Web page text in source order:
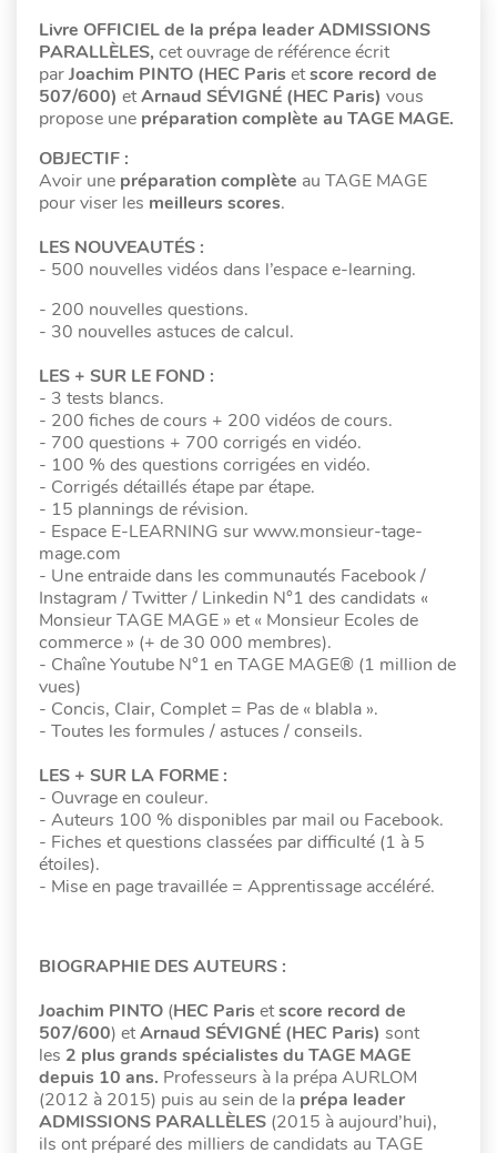
Livre OFFICIEL de la prépa leader ADMISSIONS
PARALLÈLES, cet ouvrage de référence écrit
parJoachim PINTO (HEC Paris etscore record de
507/600) etArnaud SÉVIGNÉ (HEC Paris) vous
propose une préparation complète au TAGE MAGE.
OBJECTIF :
Avoir une préparation complète au TAGE MAGE
pour viser les meilleurs scores.
LES NOUVEAUTÉS :
- 500 nouvelles vidéos dans l’espace e-learning.
- 200 nouvelles questions.
- 30 nouvelles astuces de calcul.
LES + SUR LE FOND :
- 3 tests blancs.
- 200 fiches de cours + 200 vidéos de cours.
- 700 questions + 700 corrigés en vidéo.
- 100 % des questions corrigées en vidéo.
- Corrigés détaillés étape par étape.
- 15 plannings de révision.
- Espace E-LEARNING sur www.monsieur-tage-
mage.com
- Une entraide dans les communautés Facebook /
Instagram / Twitter / Linkedin N°1 des candidats «
Monsieur TAGE MAGE » et « Monsieur Ecoles de
commerce » (+ de 30 000 membres).
- Chaîne Youtube N°1 en TAGE MAGE® (1 million de
vues)
- Concis, Clair, Complet = Pas de « blabla ».
- Toutes les formules / astuces / conseils.
LES + SUR LA FORME :
- Ouvrage en couleur.
- Auteurs 100 % disponibles par mail ou Facebook.
- Fiches et questions classées par difficulté (1 à 5
étoiles).
- Mise en page travaillée = Apprentissage accéléré.
BIOGRAPHIE DES AUTEURS :
Joachim PINTO (HEC Paris etscore record de
507/600) etArnaud SÉVIGNÉ (HEC Paris) sont
les 2 plus grands spécialistes du TAGE MAGE
depuis 10 ans. Professeurs à la prépa AURLOM
(2012 à 2015) puis au sein de la prépa leader
ADMISSIONS PARALLÈLES (2015 à aujourd’hui),
ils ont préparé des milliers de candidats au TAGE